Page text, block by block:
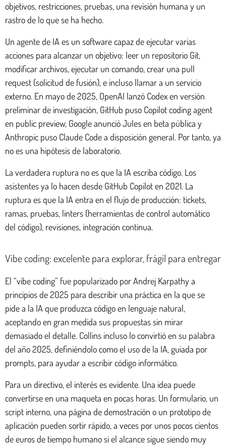
objetivos, restricciones, pruebas, una revisión humana y un
rastro de lo que se ha hecho.
Un agente de IA es un software capaz de ejecutar varias
acciones para alcanzar un objetivo: leer un repositorio Git,
modificar archivos, ejecutar un comando, crear una pull
request (solicitud de fusión), e incluso llamar a un servicio
externo. En mayo de 2025, OpenAI lanzó Codex en versión
preliminar de investigación, GitHub puso Copilot coding agent
en public preview, Google anunció Jules en beta pública y
Anthropic puso Claude Code a disposición general. Por tanto, ya
no es una hipótesis de laboratorio.
La verdadera ruptura no es que la IA escriba código. Los
asistentes ya lo hacen desde GitHub Copilot en 2021. La
ruptura es que la IA entra en el flujo de producción: tickets,
ramas, pruebas, linters (herramientas de control automático
del código), revisiones, integración continua.
Vibe coding: excelente para explorar, frágil para entregar
El “vibe coding” fue popularizado por Andrej Karpathy a
principios de 2025 para describir una práctica en la que se
pide a la IA que produzca código en lenguaje natural,
aceptando en gran medida sus propuestas sin mirar
demasiado el detalle. Collins incluso lo convirtió en su palabra
del año 2025, definiéndolo como el uso de la IA, guiada por
prompts, para ayudar a escribir código informático.
Para un directivo, el interés es evidente. Una idea puede
convertirse en una maqueta en pocas horas. Un formulario, un
script interno, una página de demostración o un prototipo de
aplicación pueden sortir rápido, a veces por unos pocos cientos
de euros de tiempo humano si el alcance sigue siendo muy